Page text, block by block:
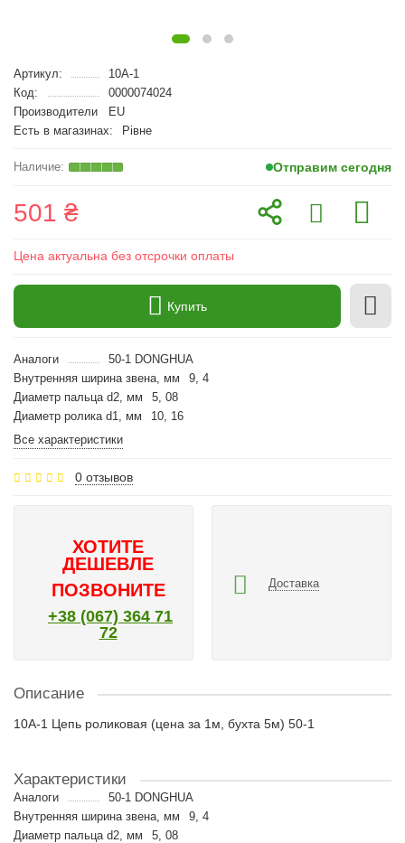
Артикул:
10A-1
Код:
0000074024
Производители
EU
Есть в магазинах:
Рівне
Отправим сегодня
501 ₴
Цена актуальна без отсрочки оплаты
Купить
Аналоги
50-1 DONGHUA
Внутренняя ширина звена, мм
9, 4
Диаметр пальца d2, мм
5, 08
Диаметр ролика d1, мм
10, 16
Все характеристики
0 отзывов
ХОТИТЕ
ДЕШЕВЛЕ
ПОЗВОНИТЕ
+38 (067) 364 71
72
Доставка
Описание
10A-1 Цепь роликовая (цена за 1м, бухта 5м) 50-1
Характеристики
Аналоги
50-1 DONGHUA
Внутренняя ширина звена, мм
9, 4
Диаметр пальца d2, мм
5, 08